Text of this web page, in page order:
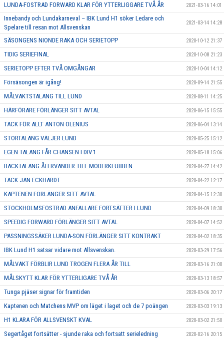
LUNDA-FOSTRAD FORWARD KLAR FÖR YTTERLIGGARE TVÅ ÅR 2021-03-16 14:01
Innebandy och Lundakarneval – IBK Lund H1 söker Ledare och
Spelare till resan mot Allsvenskan
2021-03-14 14:28
SÄSONGENS NIONDE RAKA OCH SERIETOPP 2020-10-12 21:37
TIDIG SERIEFINAL 2020-10-08 21:23
SERIETOPP EFTER TVÅ OMGÅNGAR 2020-10-04 14:12
Försäsongen är igång! 2020-09-14 21:55
MÅLVAKTSTALANG TILL LUND 2020-08-11 14:25
HÄRFÖRARE FÖRLÄNGER SITT AVTAL 2020-06-15 15:55
TACK FÖR ALLT ANTON OLENIUS 2020-06-04 13:14
STORTALANG VÄLJER LUND 2020-05-25 15:12
EGEN TALANG FÅR CHANSEN I DIV.1 2020-05-18 15:06
BACKTALANG ÅTERVÄNDER TILL MODERKLUBBEN 2020-04-27 14:42
TACK JAN ECKHARDT 2020-04-22 12:17
KAPTENEN FÖRLÄNGER SITT AVTAL 2020-04-15 12:30
STOCKHOLMSFOSTRAD ANFALLARE FORTSÄTTER I LUND 2020-04-09 18:30
SPEEDIG FORWARD FÖRLÄNGER SITT AVTAL 2020-04-07 14:52
PASSNINGSSÄKER LUNDA-SON FÖRLÄNGER SITT KONTRAKT 2020-04-02 18:35
IBK Lund H1 satsar vidare mot Allsvenskan. 2020-03-29 17:56
MÅLVAKT FÖRBLIR LUND TROGEN FLERA ÅR TILL 2020-03-16 21:00
MÅLSKYTT KLAR FÖR YTTERLIGARE TVÅ ÅR 2020-03-13 18:57
Tunga pjäser signar för framtiden 2020-03-06 20:17
Kaptenen och Matchens MVP om läget i laget och de 7 poängen 2020-03-03 19:13
H1 KLARA FÖR ALLSVENSKT KVAL 2020-03-02 21:50
Segertåget fortsätter - sjunde raka och fortsatt serieledning 2020-02-16 20:15